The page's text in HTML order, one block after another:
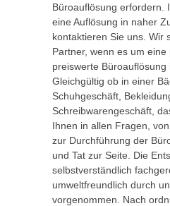
Büroauflösung erfordern.
eine Auflösung in naher
kontaktieren Sie uns. Wir
Partner, wenn es um
preiswerte Büroauflösung
Gleichgültig ob in einer
Schuhgeschäft,
Schreibwarengeschäft,
Ihnen in allen Fragen,
zur Durchführung der
und Tat zur Seite. Die
selbstverständlich
umweltfreundlich durch
vorgenommen. Nach